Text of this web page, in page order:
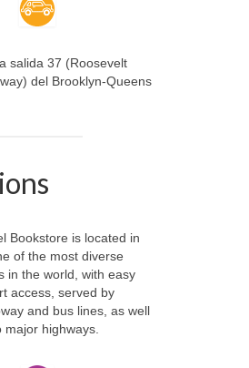
salida 37 (Roosevelt
del Brooklyn-Queens
Bookstore is located in
of the most diverse
in the world, with easy
access, served by
and bus lines, as well
highways.